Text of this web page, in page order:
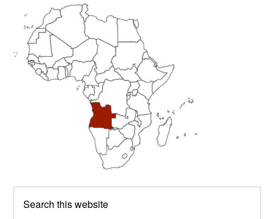
Primary
Sidebar
this